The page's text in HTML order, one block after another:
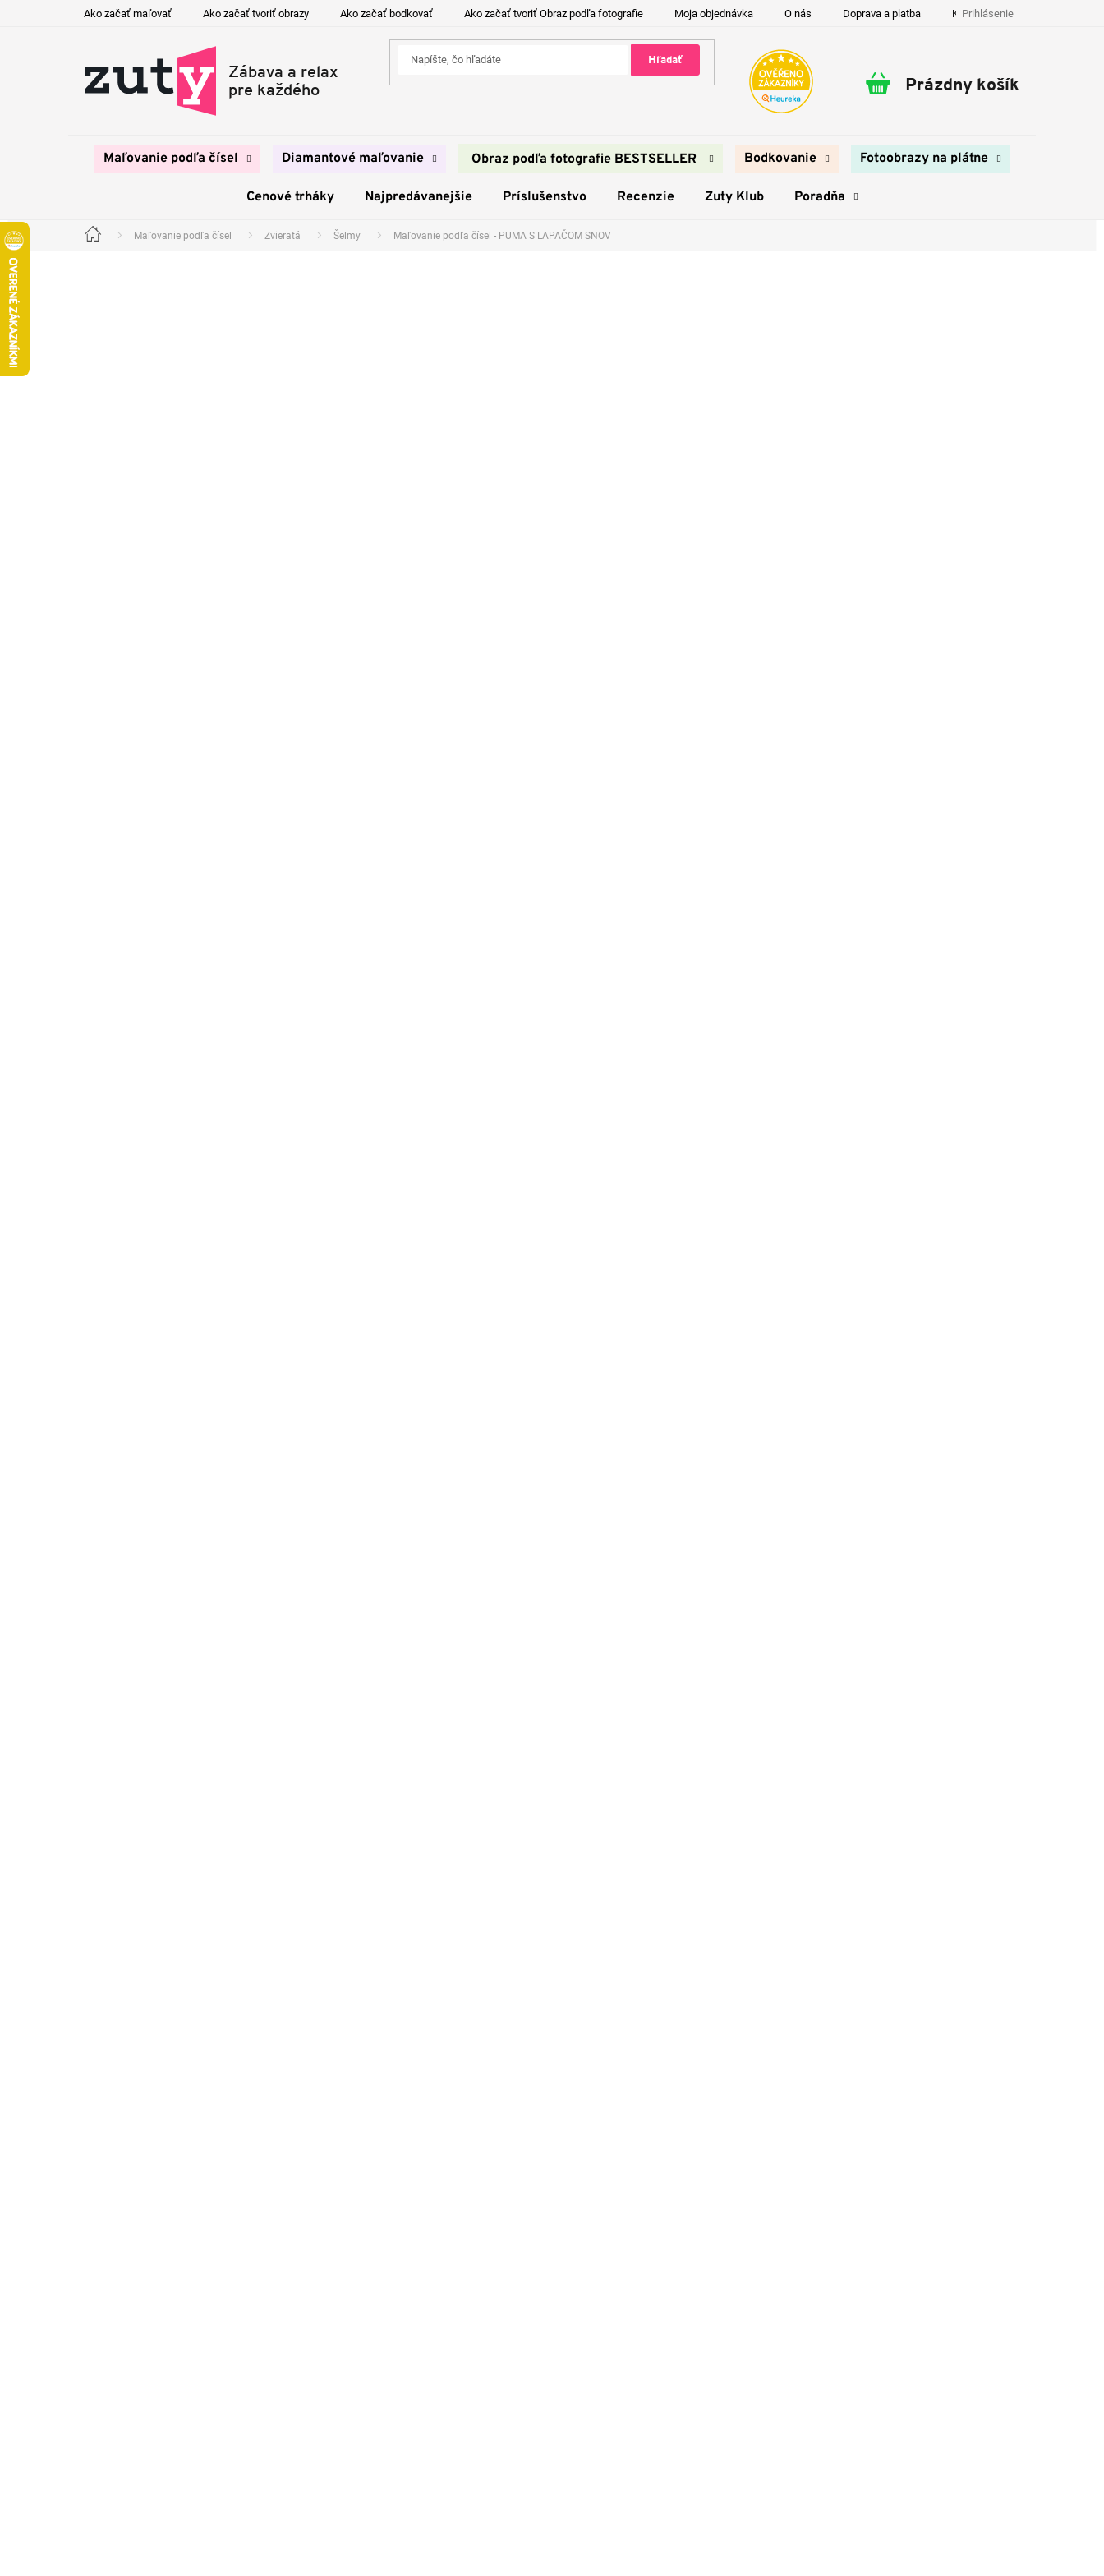
Ako začať maľovať Ako začať tvoriť obrazy Ako začať bodkovať Ako začať tvoriť Obraz podľa fotografie Moja objednávka O nás Doprava a platba Kontakty
Prihlásenie
Hľadať
Nákupný
Prázdny košík
Maľovanie podľa čísel Diamantové maľovanie Obraz podľa fotografie BESTSELLER Bodkovanie Fotoobrazy na plátne
Cenové trháky Najpredávanejšie Príslušenstvo Recenzie Zuty Klub Poradňa
Domov Maľovanie podľa čísel Zvieratá Šelmy Maľovanie podľa čísel - PUMA S LAPAČOM SNOV